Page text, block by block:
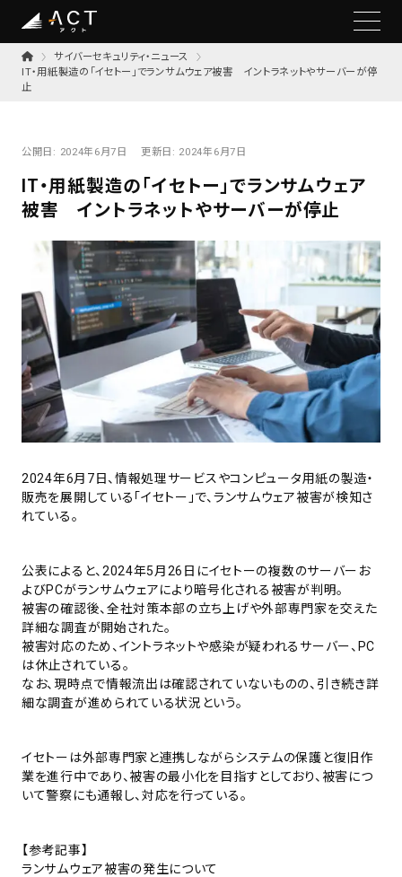
サイバーセキュリティ・ニュース
IT・用紙製造の「イセトー」でランサムウェア被害 イントラネットやサーバーが停
止
公開日: 2024年6月7日 更新日: 2024年6月7日
IT・用紙製造の「イセトー」でランサムウェア
被害 イントラネットやサーバーが停止
2024年6月7日、情報処理サービスやコンピュータ用紙の製造・
販売を展開している「イセトー」で、ランサムウェア被害が検知さ
れている。
公表によると、2024年5月26日にイセトーの複数のサーバーお
よびPCがランサムウェアにより暗号化される被害が判明。
被害の確認後、全社対策本部の立ち上げや外部専門家を交えた
詳細な調査が開始された。
被害対応のため、イントラネットや感染が疑われるサーバー、PC
は休止されている。
なお、現時点で情報流出は確認されていないものの、引き続き詳
細な調査が進められている状況という。
イセトーは外部専門家と連携しながらシステムの保護と復旧作
業を進行中であり、被害の最小化を目指すとしており、被害につ
いて警察にも通報し、対応を行っている。
【参考記事】
ランサムウェア被害の発生について